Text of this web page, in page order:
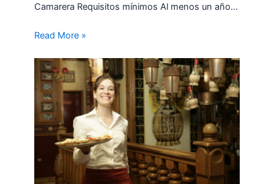
Camarera Requisitos mínimos Al menos un año…
Read More »